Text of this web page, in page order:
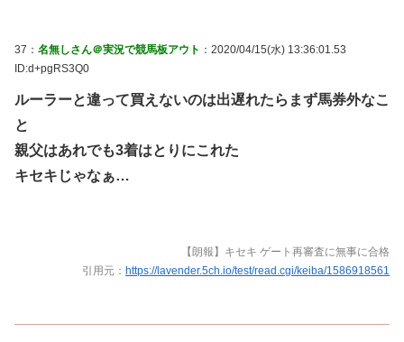
37： 名無しさん＠実況で競馬板アウト ：2020/04/15(水) 13:36:01.53
ID:d+pgRS3Q0
ルーラーと違って買えないのは出遅れたらまず馬券外なこ
と
親父はあれでも3着はとりにこれた
キセキじゃなぁ…
【朗報】キセキ ゲート再審査に無事に合格
引用元： https://lavender.5ch.io/test/read.cgi/keiba/1586918561